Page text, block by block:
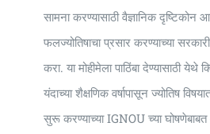
सामना करण्यासाठी वैज्ञानिक
फलज्योतिषाचा प्रसार करण्याच्या
करा. या मोहीमेला पाठिंबा देण्यासाठी
यंदाच्या शैक्षणिक वर्षापासून ज्योतिष
सुरू करण्याच्या IGNOU च्या